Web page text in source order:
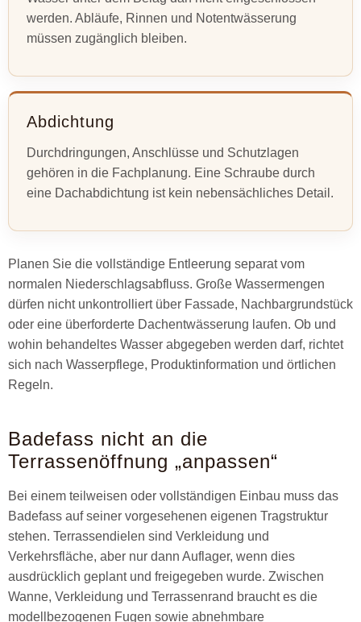
werden. Abläufe, Rinnen und Notentwässerung
müssen zugänglich bleiben.
Abdichtung
Durchdringungen, Anschlüsse und Schutzlagen
gehören in die Fachplanung. Eine Schraube durch
eine Dachabdichtung ist kein nebensächliches Detail.
Planen Sie die vollständige Entleerung separat vom
normalen Niederschlagsabfluss. Große Wassermengen
dürfen nicht unkontrolliert über Fassade, Nachbargrundstück
oder eine überforderte Dachentwässerung laufen. Ob und
wohin behandeltes Wasser abgegeben werden darf, richtet
sich nach Wasserpflege, Produktinformation und örtlichen
Regeln.
Badefass nicht an die
Terrassenöffnung „anpassen“
Bei einem teilweisen oder vollständigen Einbau muss das
Badefass auf seiner vorgesehenen eigenen Tragstruktur
stehen. Terrassendielen sind Verkleidung und
Verkehrsfläche, aber nur dann Auflager, wenn dies
ausdrücklich geplant und freigegeben wurde. Zwischen
Wanne, Verkleidung und Terrassenrand braucht es die
modellbezogenen Fugen sowie abnehmbare